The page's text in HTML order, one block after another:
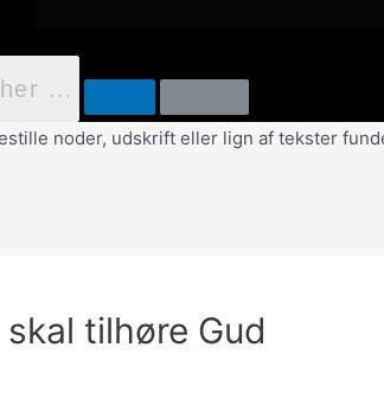
noder, udskrift eller lign af tekster
tilhøre Gud